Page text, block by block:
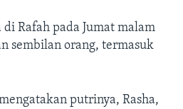
Rafah pada Jumat malam
sembilan orang, termasuk
putrinya, Rasha,